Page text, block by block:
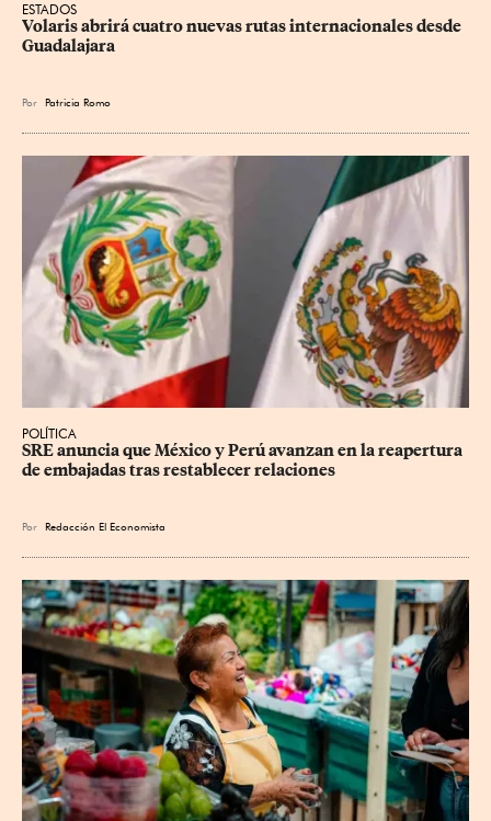
ESTADOS
Volaris abrirá cuatro nuevas rutas internacionales desde
Guadalajara
Por Patricia Romo
POLÍTICA
SRE anuncia que México y Perú avanzan en la reapertura
de embajadas tras restablecer relaciones
Por Redacción El Economista